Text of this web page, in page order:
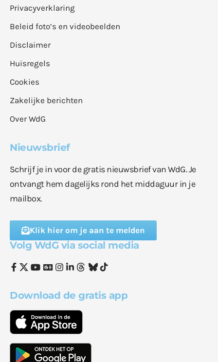
Privacyverklaring
Beleid foto’s en videobeelden
Disclaimer
Huisregels
Cookies
Zakelijke berichten
Over WdG
Nieuwsbrief
Schrijf je in voor de gratis nieuwsbrief van WdG. Je
ontvangt hem dagelijks rond het middaguur in je
mailbox.
Klik hier om je aan te melden
Volg WdG via social media
Download de gratis app